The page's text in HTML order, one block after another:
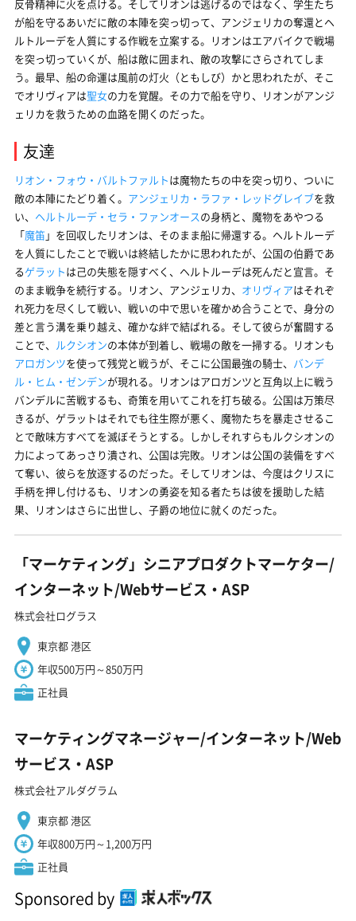
反骨精神に火を点ける。そしてリオンは逃げるのではなく、学生たち
が船を守るあいだに敵の本陣を突っ切って、アンジェリカの奪還とヘ
ルトルーデを人質にする作戦を立案する。リオンはエアバイクで戦場
を突っ切っていくが、船は敵に囲まれ、敵の攻撃にさらされてしま
う。最早、船の命運は風前の灯火（ともしび）かと思われたが、そこ
でオリヴィアは聖女の力を覚醒。その力で船を守り、リオンがアンジ
ェリカを救うための血路を開くのだった。
友達
リオン・フォウ・バルトファルトは魔物たちの中を突っ切り、ついに
敵の本陣にたどり着く。 アンジェリカ・ラファ・レッドグレイブを救
い、 ヘルトルーデ・セラ・ファンオースの身柄と、魔物をあやつる
「魔笛」を回収したリオンは、そのまま船に帰還する。ヘルトルーデ
を人質にしたことで戦いは終結したかに思われたが、公国の伯爵であ
るゲラットは己の失態を隠すべく、ヘルトルーデは死んだと宣言。そ
のまま戦争を続行する。リオン、アンジェリカ、 オリヴィアはそれぞ
れ死力を尽くして戦い、戦いの中で思いを確かめ合うことで、身分の
差と言う溝を乗り越え、確かな絆で結ばれる。そして彼らが奮闘する
ことで、 ルクシオンの本体が到着し、戦場の敵を一掃する。リオンも
アロガンツを使って残党と戦うが、そこに公国最強の騎士、 バンデ
ル・ヒム・ゼンデンが現れる。リオンはアロガンツと互角以上に戦う
バンデルに苦戦するも、奇策を用いてこれを打ち破る。公国は万策尽
きるが、ゲラットはそれでも往生際が悪く、魔物たちを暴走させるこ
とで敵味方すべてを滅ぼそうとする。しかしそれすらもルクシオンの
力によってあっさり潰され、公国は完敗。リオンは公国の装備をすべ
て奪い、彼らを放逐するのだった。そしてリオンは、今度はクリスに
手柄を押し付けるも、リオンの勇姿を知る者たちは彼を援助した結
果、リオンはさらに出世し、子爵の地位に就くのだった。
「マーケティング」シニアプロダクトマーケター/
インターネット/Webサービス・ASP
株式会社ログラス
東京都 港区
年収500万円～850万円
正社員
マーケティングマネージャー/インターネット/Web
サービス・ASP
株式会社アルダグラム
東京都 港区
年収800万円～1,200万円
正社員
Sponsored by